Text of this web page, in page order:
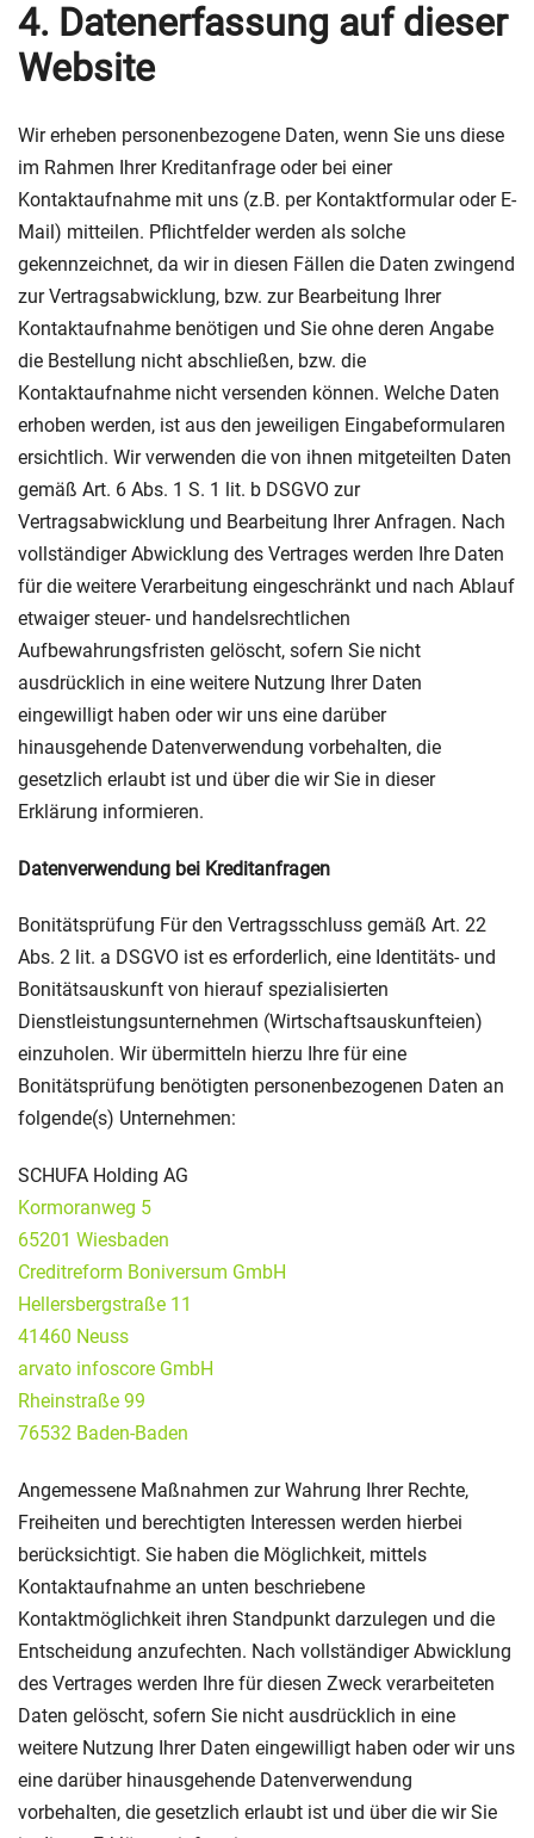
4. Datenerfassung auf dieser
Website
Wir erheben personenbezogene Daten, wenn Sie uns diese
im Rahmen Ihrer Kreditanfrage oder bei einer
Kontaktaufnahme mit uns (z.B. per Kontaktformular oder E-
Mail) mitteilen. Pflichtfelder werden als solche
gekennzeichnet, da wir in diesen Fällen die Daten zwingend
zur Vertragsabwicklung, bzw. zur Bearbeitung Ihrer
Kontaktaufnahme benötigen und Sie ohne deren Angabe
die Bestellung nicht abschließen, bzw. die
Kontaktaufnahme nicht versenden können. Welche Daten
erhoben werden, ist aus den jeweiligen Eingabeformularen
ersichtlich. Wir verwenden die von ihnen mitgeteilten Daten
gemäß Art. 6 Abs. 1 S. 1 lit. b DSGVO zur
Vertragsabwicklung und Bearbeitung Ihrer Anfragen. Nach
vollständiger Abwicklung des Vertrages werden Ihre Daten
für die weitere Verarbeitung eingeschränkt und nach Ablauf
etwaiger steuer- und handelsrechtlichen
Aufbewahrungsfristen gelöscht, sofern Sie nicht
ausdrücklich in eine weitere Nutzung Ihrer Daten
eingewilligt haben oder wir uns eine darüber
hinausgehende Datenverwendung vorbehalten, die
gesetzlich erlaubt ist und über die wir Sie in dieser
Erklärung informieren.
Datenverwendung bei Kreditanfragen
Bonitätsprüfung Für den Vertragsschluss gemäß Art. 22
Abs. 2 lit. a DSGVO ist es erforderlich, eine Identitäts- und
Bonitätsauskunft von hierauf spezialisierten
Dienstleistungsunternehmen (Wirtschaftsauskunfteien)
einzuholen. Wir übermitteln hierzu Ihre für eine
Bonitätsprüfung benötigten personenbezogenen Daten an
folgende(s) Unternehmen:
SCHUFA Holding AG
Kormoranweg 5
65201 Wiesbaden
Creditreform Boniversum GmbH
Hellersbergstraße 11
41460 Neuss
arvato infoscore GmbH
Rheinstraße 99
76532 Baden-Baden
Angemessene Maßnahmen zur Wahrung Ihrer Rechte,
Freiheiten und berechtigten Interessen werden hierbei
berücksichtigt. Sie haben die Möglichkeit, mittels
Kontaktaufnahme an unten beschriebene
Kontaktmöglichkeit ihren Standpunkt darzulegen und die
Entscheidung anzufechten. Nach vollständiger Abwicklung
des Vertrages werden Ihre für diesen Zweck verarbeiteten
Daten gelöscht, sofern Sie nicht ausdrücklich in eine
weitere Nutzung Ihrer Daten eingewilligt haben oder wir uns
eine darüber hinausgehende Datenverwendung
vorbehalten, die gesetzlich erlaubt ist und über die wir Sie